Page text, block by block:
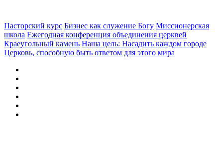
Пасторский курс Бизнес как служение Богу Миссионерская
школа Ежегодная конференция объединения церквей
Краеугольный камень Наша цель: Насадить каждом городе
Церковь, способную быть ответом для этого мира